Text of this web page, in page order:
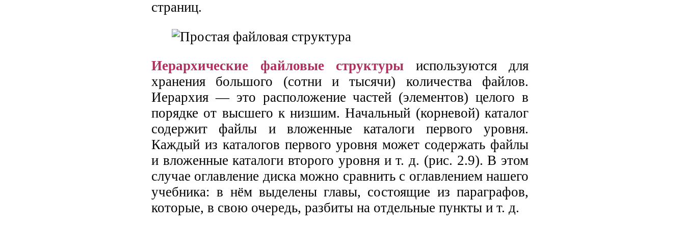
страниц.
Иерархические файловые структуры используются для
хранения большого (сотни и тысячи) количества файлов.
Иерархия — это расположение частей (элементов) целого в
порядке от высшего к низшим. Начальный (корневой) каталог
содержит файлы и вложенные каталоги первого уровня.
Каждый из каталогов первого уровня может содержать файлы
и вложенные каталоги второго уровня и т. д. (рис. 2.9). В этом
случае оглавление диска можно сравнить с оглавлением нашего
учебника: в нём выделены главы, состоящие из параграфов,
которые, в свою очередь, разбиты на отдельные пункты и т. д.